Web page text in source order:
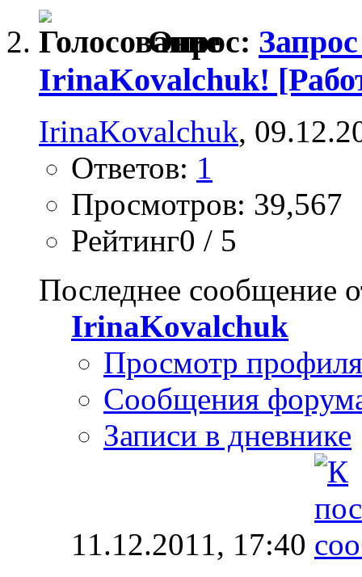
Опрос:
IrinaKovalchuk!
IrinaKovalchuk,
Ответов: 1
Просмотров: 39,567
Рейтинг0 / 5
Последнее сообщение
IrinaKovalchuk
Просмотр профиля
Сообщения
Записи в дневнике
11.12.2011, 17:40